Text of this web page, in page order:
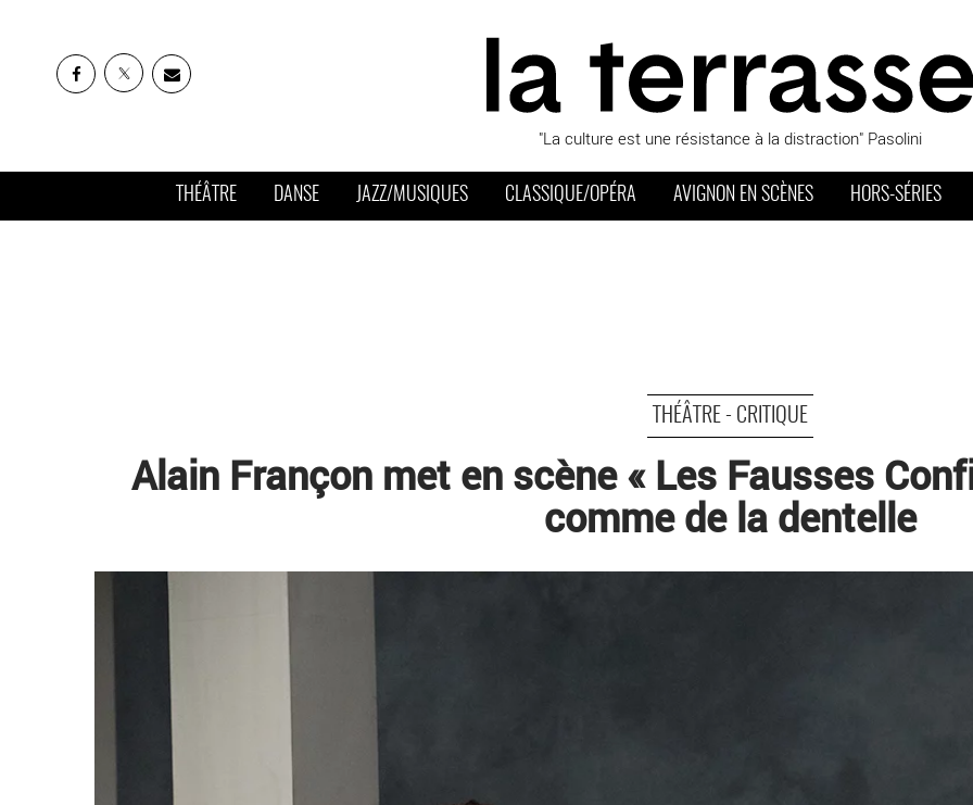
"La culture est une résistance à la distraction" Pasolini
THÉÂTRE DANSE JAZZ/MUSIQUES CLASSIQUE/OPÉRA AVIGNON EN SCÈNES HORS-SÉRIES
THÉÂTRE - CRITIQUE
Alain Françon met en scène « Les Fausses
comme de la dentelle